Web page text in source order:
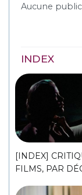
Aucune
INDEX
[INDEX]
FILMS, PAR